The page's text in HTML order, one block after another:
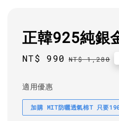
正韓925純銀
Sale
NT$ 990 Regular
NT$ 1,280
適用優惠
加購 MIT防曬透氣棉T 只要